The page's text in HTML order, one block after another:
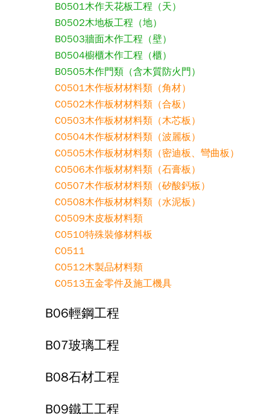
B0501木作天花板工程（天）
B0502木地板工程（地）
B0503牆面木作工程（壁）
B0504櫥櫃木作工程（櫃）
B0505木作門類（含木質防火門）
C0501木作板材材料類（角材）
C0502木作板材材料類（合板）
C0503木作板材材料類（木芯板）
C0504木作板材材料類（波麗板）
C0505木作板材材料類（密迪板、彎曲板）
C0506木作板材材料類（石膏板）
C0507木作板材材料類（矽酸鈣板）
C0508木作板材材料類（水泥板）
C0509木皮板材料類
C0510特殊裝修材料板
C0511
C0512木製品材料類
C0513五金零件及施工機具
B06輕鋼工程
B07玻璃工程
B08石材工程
B09鐵工工程